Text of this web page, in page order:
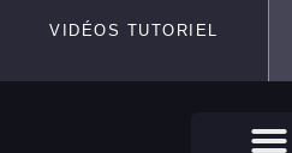
VIDÉOS TUTORIEL